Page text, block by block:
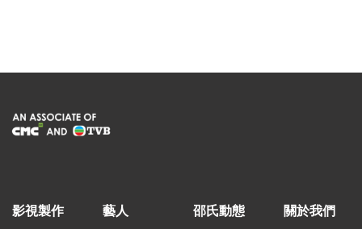
影視製作 藝人 邵氏動態 關於我們